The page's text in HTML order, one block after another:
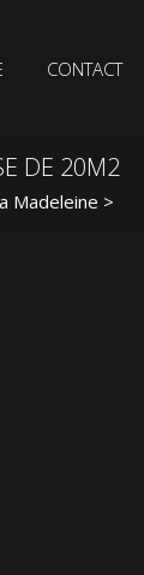
CONTACT
DE 20M2
Madeleine >